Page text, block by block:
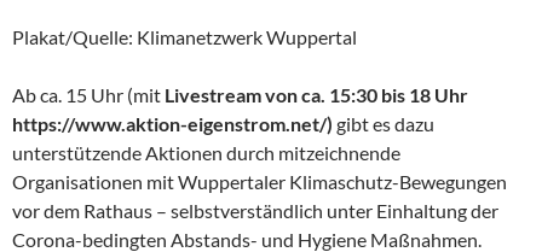
Plakat/Quelle: Klimanetzwerk Wuppertal
Ab ca. 15 Uhr (mit Livestream von ca. 15:30 bis 18 Uhr
https://www.aktion-eigenstrom.net/) gibt es dazu
unterstützende Aktionen durch mitzeichnende
Organisationen mit Wuppertaler Klimaschutz-Bewegungen
vor dem Rathaus – selbstverständlich unter Einhaltung der
Corona-bedingten Abstands- und Hygiene Maßnahmen.